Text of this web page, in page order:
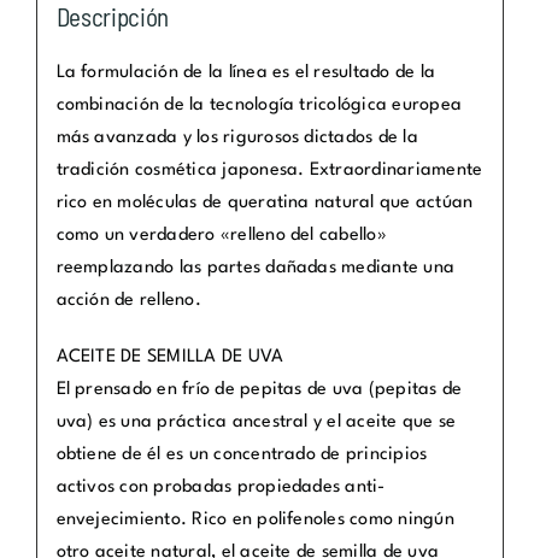
Descripción
La formulación de la línea es el resultado de la
combinación de la tecnología tricológica europea
más avanzada y los rigurosos dictados de la
tradición cosmética japonesa. Extraordinariamente
rico en moléculas de queratina natural que actúan
como un verdadero «relleno del cabello»
reemplazando las partes dañadas mediante una
acción de relleno.
ACEITE DE SEMILLA DE UVA
El prensado en frío de pepitas de uva (pepitas de
uva) es una práctica ancestral y el aceite que se
obtiene de él es un concentrado de principios
activos con probadas propiedades anti-
envejecimiento. Rico en polifenoles como ningún
otro aceite natural, el aceite de semilla de uva